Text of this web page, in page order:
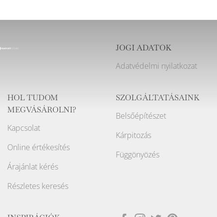
JOGI ADATOK
Adatvédelmi nyilatkozat
HOL TUDOM
MEGVÁSÁROLNI?
Kapcsolat
Online értékesítés
Árajánlat kérés
Részletes keresés
SZOLGÁLTATÁSAINK
Belsőépítészet
Kárpitozás
Függönyözés